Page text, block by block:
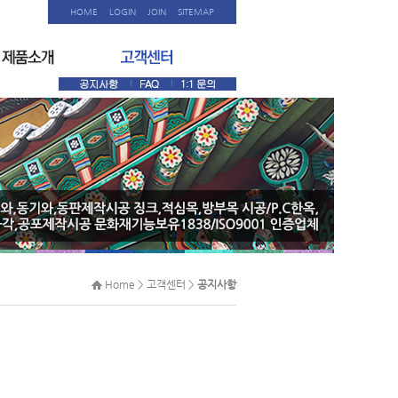
HOME LOGIN JOIN SITEMAP
Home > 고객센터 > 공지사항